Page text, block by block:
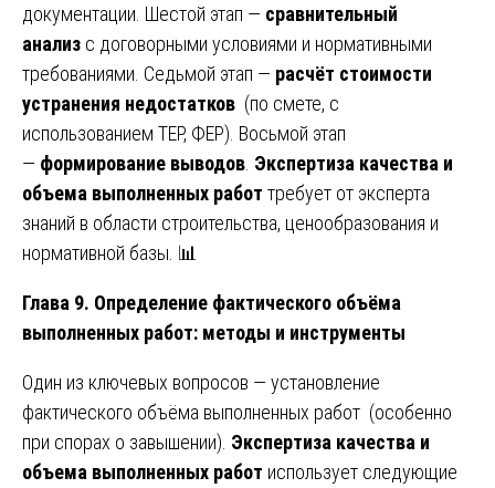
документации. Шестой этап — сравнительный
анализ с договорными условиями и нормативными
требованиями. Седьмой этап — расчёт стоимости
устранения недостатков (по смете, с
использованием ТЕР, ФЕР). Восьмой этап
— формирование выводов Экспертиза качества и
объема выполненных работ требует от эксперта
знаний в области строительства, ценообразования и
нормативной базы. 📊
Глава 9. Определение фактического объёма
выполненных работ: методы и инструменты
Один из ключевых вопросов — установление
фактического объёма выполненных работ (особенно
при спорах о завышении). Экспертиза качества и
объема выполненных работ использует следующие